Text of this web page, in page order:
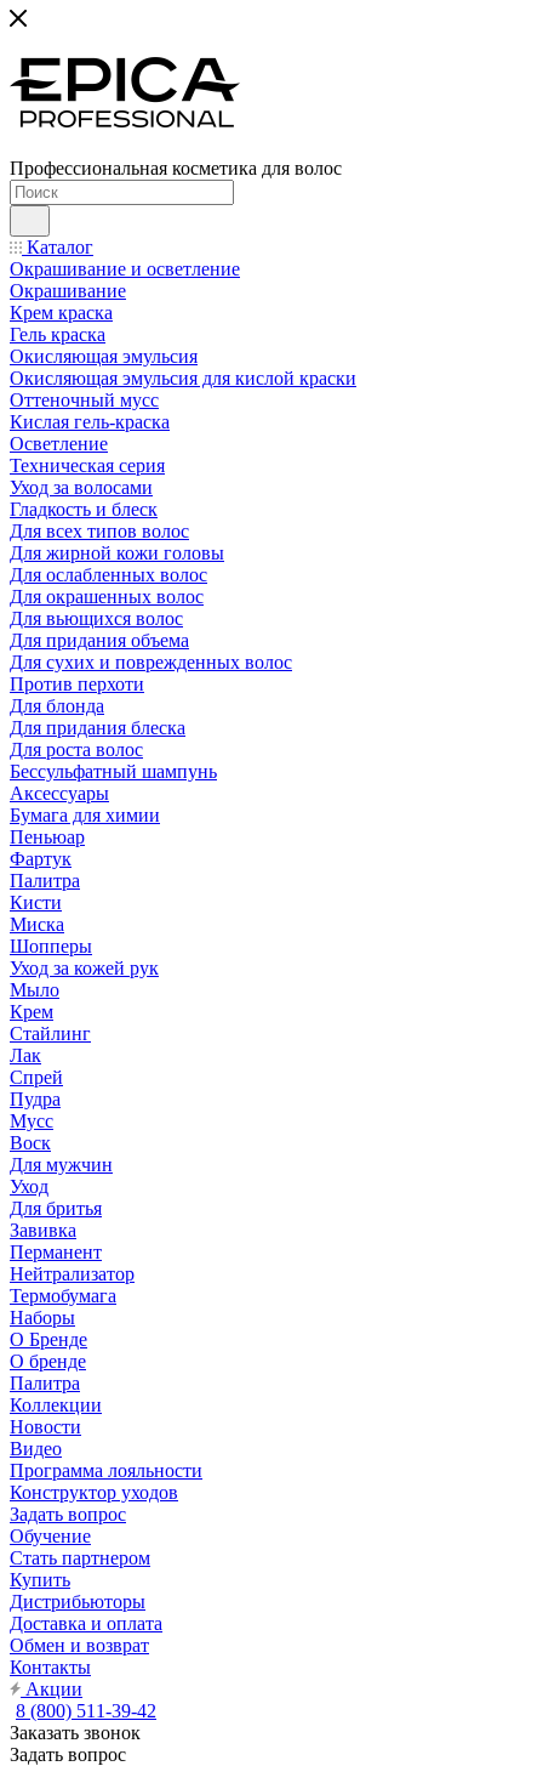
Профессиональная косметика для волос
Каталог
Окрашивание и осветление
Окрашивание
Крем краска
Гель краска
Окисляющая эмульсия
Окисляющая эмульсия для кислой краски
Оттеночный мусс
Кислая гель-краска
Осветление
Техническая серия
Уход за волосами
Гладкость и блеск
Для всех типов волос
Для жирной кожи головы
Для ослабленных волос
Для окрашенных волос
Для вьющихся волос
Для придания объема
Для сухих и поврежденных волос
Против перхоти
Для блонда
Для придания блеска
Для роста волос
Бессульфатный шампунь
Аксессуары
Бумага для химии
Пеньюар
Фартук
Палитра
Кисти
Миска
Шопперы
Уход за кожей рук
Мыло
Крем
Стайлинг
Лак
Спрей
Пудра
Мусс
Воск
Для мужчин
Уход
Для бритья
Завивка
Перманент
Нейтрализатор
Термобумага
Наборы
О Бренде
О бренде
Палитра
Коллекции
Новости
Видео
Программа лояльности
Конструктор уходов
Задать вопрос
Обучение
Стать партнером
Купить
Дистрибьюторы
Доставка и оплата
Обмен и возврат
Контакты
Акции
8 (800) 511-39-42
Заказать звонок
Задать вопрос